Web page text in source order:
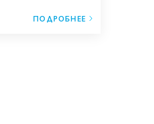
ПОДРОБНЕЕ